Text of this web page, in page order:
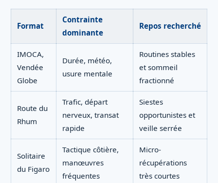
Format
Contrainte
dominante
Repos recherché
IMOCA,
Vendée
Globe
Durée, météo,
usure mentale
Routines stables
et sommeil
fractionné
Route du
Rhum
Trafic, départ
nerveux, transat
rapide
Siestes
opportunistes et
veille serrée
Solitaire
du Figaro
Tactique côtière,
manœuvres
fréquentes
Micro-
récupérations
très courtes